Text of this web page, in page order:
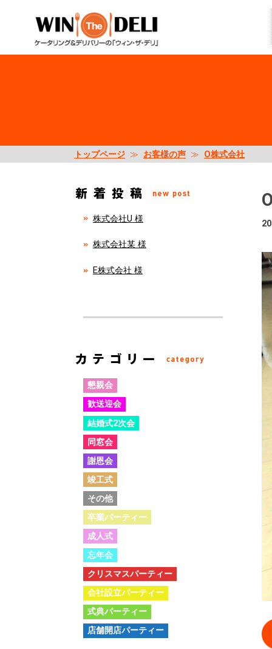
トップページ ≫ お客様の声 ≫ O株式会社
株式会社U 様
株式会社某 様
E株式会社 様
懇親会
歓送迎会
結婚式2次会
同窓会
謝恩会
竣工式
その他
卒業パーティー
成人式
忘年会
クリスマスパーティー
会社設立パーティー
式典パーティー
店舗開店パーティー